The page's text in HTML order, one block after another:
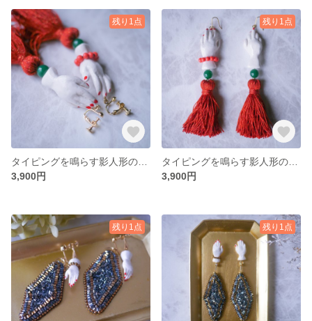
残り1点
3,900円
残り1点
3,900円
残り1点 残り1点